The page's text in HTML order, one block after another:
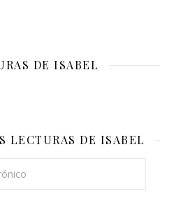
DE ISABEL
LECTURAS DE ISABEL